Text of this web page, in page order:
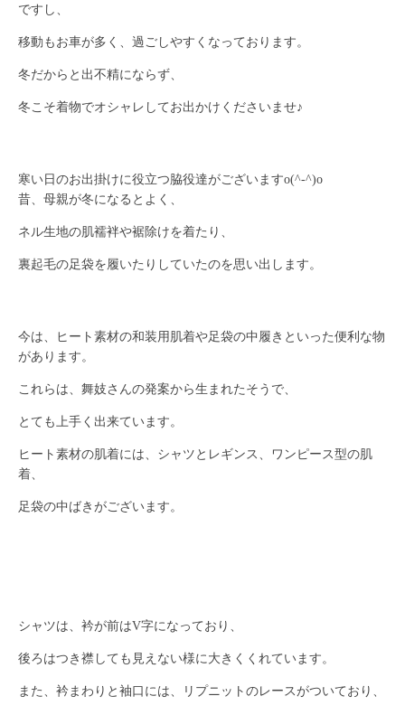
ですし、
移動もお車が多く、過ごしやすくなっております。
冬だからと出不精にならず、
冬こそ着物でオシャレしてお出かけくださいませ♪
寒い日のお出掛けに役立つ脇役達がございますo(^-^)o
昔、母親が冬になるとよく、
ネル生地の肌襦袢や裾除けを着たり、
裏起毛の足袋を履いたりしていたのを思い出します。
今は、ヒート素材の和装用肌着や足袋の中履きといった便利な物
があります。
これらは、舞妓さんの発案から生まれたそうで、
とても上手く出来ています。
ヒート素材の肌着には、シャツとレギンス、ワンピース型の肌
着、
足袋の中ばきがございます。
シャツは、衿が前はV字になっており、
後ろはつき襟しても見えない様に大きくくれています。
また、衿まわりと袖口には、リプニットのレースがついており、